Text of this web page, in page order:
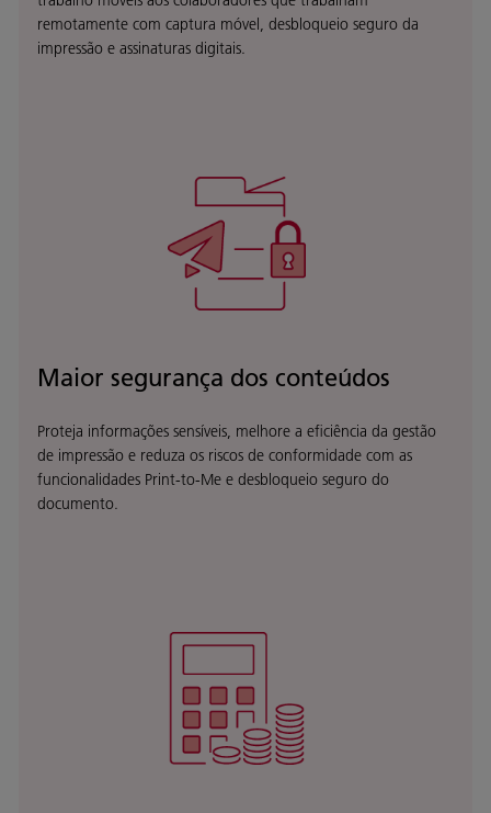
remotamente com captura móvel, desbloqueio seguro da
impressão e assinaturas digitais.
Maior segurança dos conteúdos
Proteja informações sensíveis, melhore a eficiência da gestão
de impressão e reduza os riscos de conformidade com as
funcionalidades Print-to-Me e desbloqueio seguro do
documento.